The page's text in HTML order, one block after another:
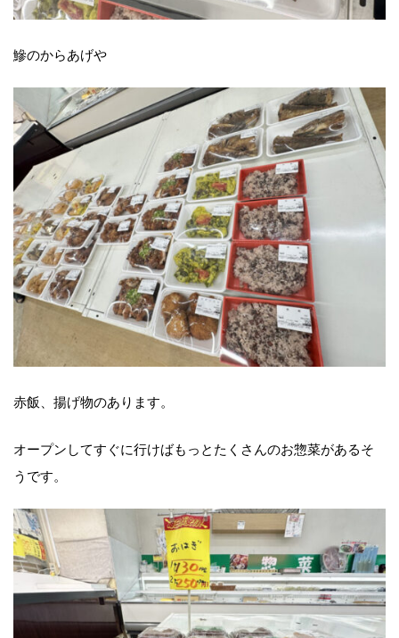
鰺のからあげや
赤飯、揚げ物のあります。
オープンしてすぐに行けばもっとたくさんのお惣菜があるそ
うです。